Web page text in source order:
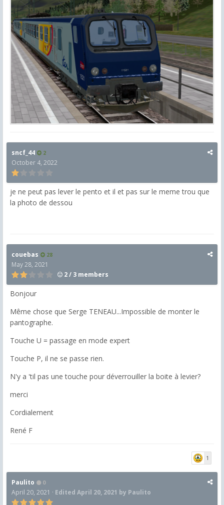
sncf_44 2
October 4, 2022
je ne peut pas lever le pento et il et pas sur le meme trou que
la photo de dessou
couebas 28
May 28, 2021
2 / 3 members
Bonjour
Même chose que Serge TENEAU...Impossible de monter le
pantographe.
Touche U = passage en mode expert
Touche P, il ne se passe rien.
N'y a 'til pas une touche pour déverrouiller la boite à levier?
merci
Cordialement
René F
1
Paulito 0
April 20, 2021 · Edited April 20, 2021 by Paulito